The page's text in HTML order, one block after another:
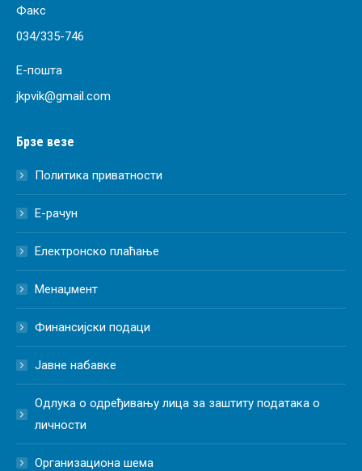
Факс
034/335-746
Е-пошта
jkpvik@gmail.com
Брзе везе
Политика приватности
Е-рачун
Електронско плаћање
Менаџмент
Финансијски подаци
Јавне набавке
Одлука о одређивању лица за заштиту података о
личности
Организациона шема